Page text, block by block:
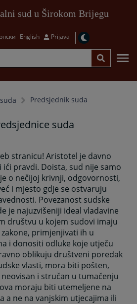
sud u Širokom Brijegu
English Prijava
Predsjednik suda
suda
stranicu! Aristotel je davno
ići pravdi. Doista, sud nije samo
o nečijoj krivnji, odgovornosti,
i mjesto gdje se ostvaruju
Povezanost sudske
je najuzvišeniji ideal vladavine
društvu u kojem sudovi imaju
primjenjivati ih u
i donositi odluke koje utječu
oblikuju društveni poredak
vlasti, mora biti pošten,
i stručan u tumačenju
moraju biti utemeljene na
a ne na vanjskim utjecajima ili